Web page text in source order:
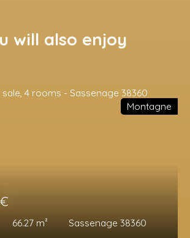
will also enjoy
€
66.27 m² Sassenage 38360
Montagne